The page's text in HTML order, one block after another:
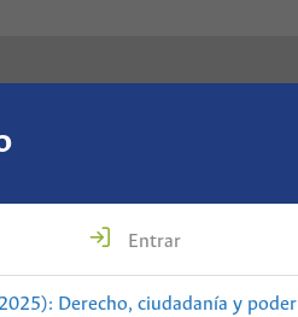
Entrar
Derecho, ciudadanía y poder